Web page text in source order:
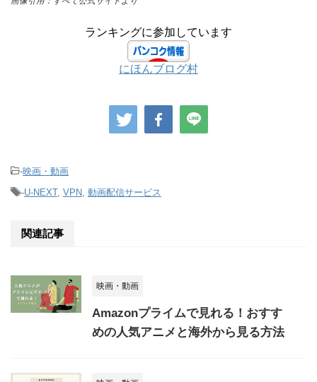
ランキングに参加しています
にほんブログ村
-映画・動画
-U-NEXT, VPN, 動画配信サービス
関連記事
映画・動画
Amazonプライムで見れる！おすす
めの人気アニメと海外から見る方法